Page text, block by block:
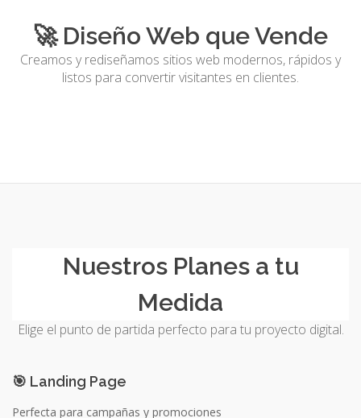
Aviso de pago
Solicitar factura
🚀 Diseño Web que Vende
Creamos y rediseñamos sitios web modernos, rápidos y
listos para convertir visitantes en clientes.
Nuestros Planes a tu
Medida
Elige el punto de partida perfecto para tu proyecto digital.
🎯 Landing Page
Perfecta para campañas y promociones